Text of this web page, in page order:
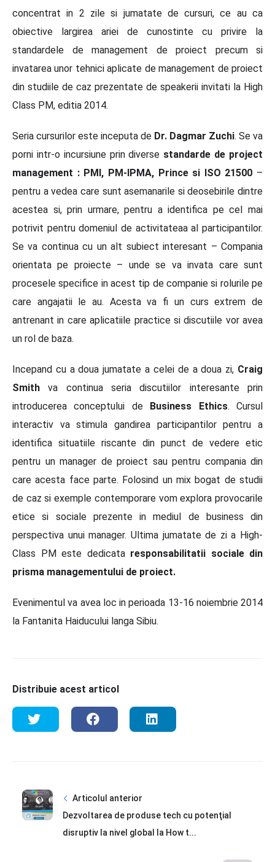
concentrat in 2 zile si jumatate de cursuri, ce au ca
obiective largirea ariei de cunostinte cu privire la
standardele de management de proiect precum si
invatarea unor tehnici aplicate de management de proiect
din studiile de caz prezentate de speakerii invitati la High
Class PM, editia 2014.
Seria cursurilor este inceputa de Dr. Dagmar Zuchi. Se va
porni intr-o incursiune prin diverse standarde de project
management : PMI, PM-IPMA, Prince si ISO 21500 –
pentru a vedea care sunt asemanarile si deosebirile dintre
acestea si, prin urmare, pentru a identifica pe cel mai
potrivit pentru domeniul de activitateaa al participantilor.
Se va continua cu un alt subiect interesant – Compania
orientata pe proiecte – unde se va invata care sunt
procesele specifice in acest tip de companie si rolurile pe
care angajatii le au. Acesta va fi un curs extrem de
antrenant in care aplicatiile practice si discutiile vor avea
un rol de baza.
Incepand cu a doua jumatate a celei de a doua zi, Craig
Smith va continua seria discutiilor interesante prin
introducerea conceptului de Business Ethics. Cursul
interactiv va stimula gandirea participantilor pentru a
identifica situatiile riscante din punct de vedere etic
pentru un manager de proiect sau pentru compania din
care acesta face parte. Folosind un mix bogat de studii
de caz si exemple contemporare vom explora provocarile
etice si sociale prezente in mediul de business din
perspectiva unui manager. Ultima jumatate de zi a High-
Class PM este dedicata responsabilitatii sociale din
prisma managementului de proiect.
Evenimentul va avea loc in perioada 13-16 noiembrie 2014
la Fantanita Haiducului langa Sibiu.
Distribuie acest articol
Articolul anterior
Dezvoltarea de produse tech cu potenţial
disruptiv la nivel global la How t...